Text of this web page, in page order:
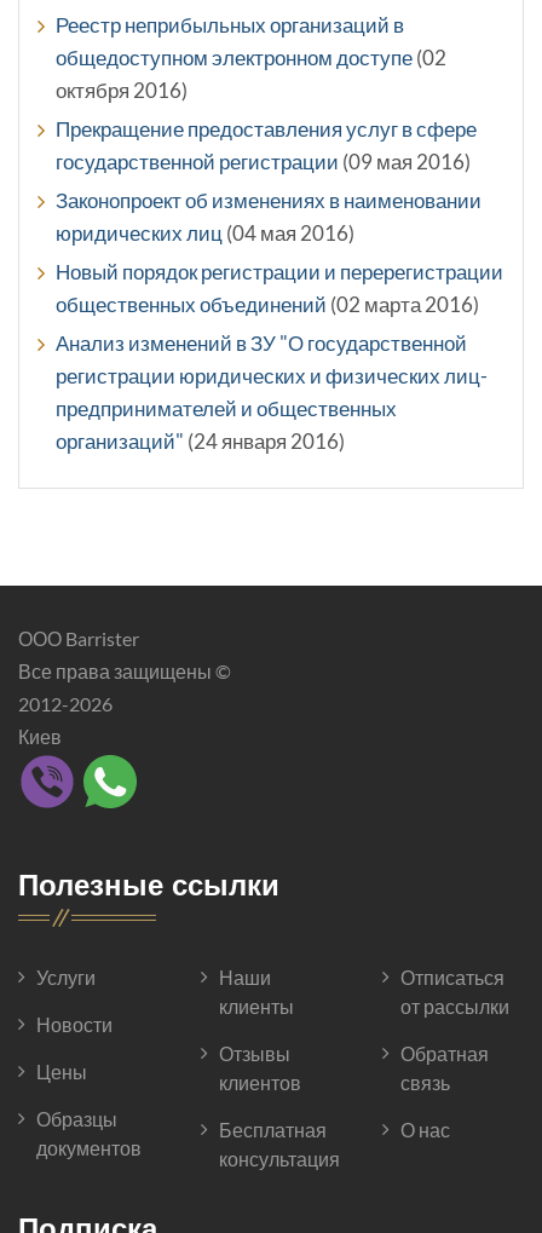
Реестр неприбыльных организаций в
общедоступном электронном доступе(02
октября 2016)
Прекращение предоставления услуг в сфере
государственной регистрации (09 мая 2016)
Законопроект об изменениях в наименовании
юридических лиц(04 мая 2016)
Новый порядок регистрации и перерегистрации
общественных объединений (02 марта 2016)
Анализ изменений в ЗУ "О государственной
регистрации юридических и физических лиц-
предпринимателей и общественных
организаций" (24 января 2016)
ООО Barrister
Все права защищены ©
2012-2026
Киев
Полезные ссылки
Услуги
Новости
Цены
Образцы
документов
Наши
клиенты
Отзывы
клиентов
Бесплатная
консультация
Отписаться
от рассылки
Обратная
связь
О нас